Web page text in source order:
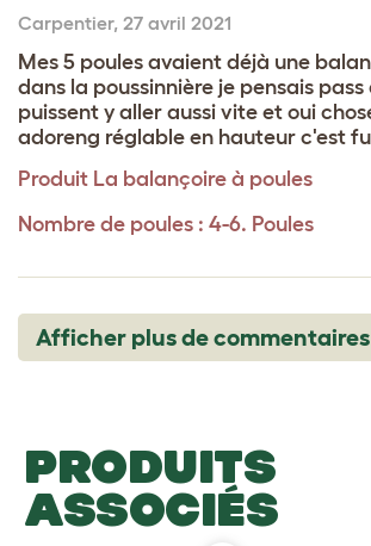
Carpentier, 27 avril 2021
Mes 5 poules avaient déjà une
dans la poussinnière je pensais pass
puissent y aller aussi vite et oui
adoreng réglable en hauteur c'est
Produit La balançoire à poules
Nombre de poules : 4-6. Poules
Afficher plus de commentaires
PRODUITS
ASSOCIÉS